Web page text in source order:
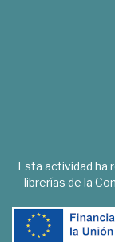
Esta actividad ha
librerías de la